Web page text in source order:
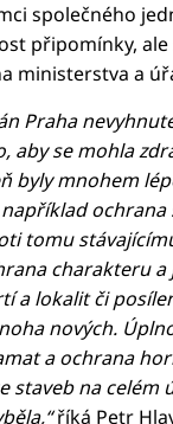
společného
připomínky, ale
ministerstva a
Praha
aby se mohla
byly mnohem
ochrana
tomu
charakteru
a lokalit či
nových.
a ochrana
staveb na celém
říká Petr